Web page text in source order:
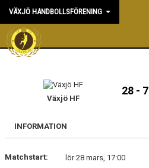
VÄXJÖ HANDBOLLSFÖRENING
HEM
KONTAKT & KANSLI
Växjö HF
28 - 7
INFORMATION
Matchstart:
lör 28 mars, 17:00